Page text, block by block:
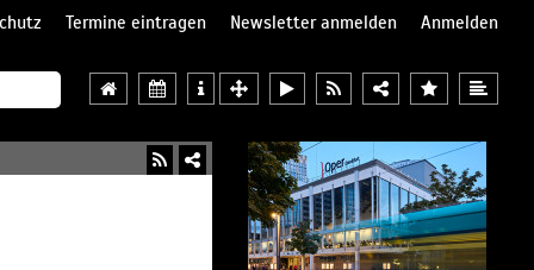
Termine eintragen Newsletter anmelden
Anmelden